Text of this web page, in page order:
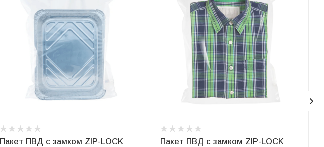
Пакет ПВД с замком ZIP-LOCK
Пакет ПВД с замком ZIP-LOCK